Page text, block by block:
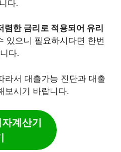
다.
렴한 금리로 적용되어 유리
있으니 필요하시다면 한번
다.
라서 대출가능 진단과 대출
보시기 바랍니다.
계산기